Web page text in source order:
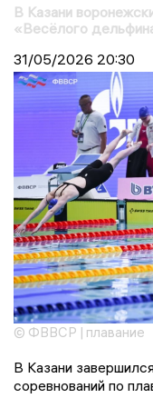
В Казани
«Весёлого
31/05/2026 20:30
© ФВВСР | плавание
В Казани
соревнований по